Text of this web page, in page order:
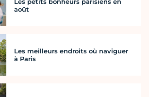
août
Les meilleurs endroits où naviguer
à Paris